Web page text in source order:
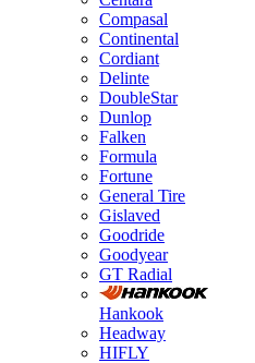
Compasal
Continental
Cordiant
Delinte
DoubleStar
Dunlop
Falken
Formula
Fortune
General Tire
Gislaved
Goodride
Goodyear
GT Radial
Hankook
Headway
HIFLY